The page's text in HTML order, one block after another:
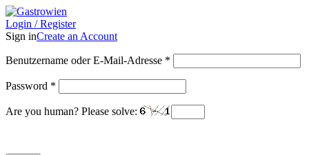
Login / Register
Sign inCreate an Account
Benutzername oder E-Mail-Adresse *
Password *
Are you human? Please solve: